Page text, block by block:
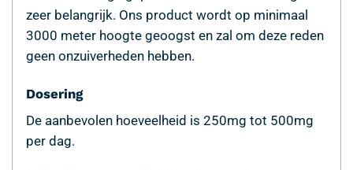
zeer belangrijk. Ons product wordt op minimaal
3000 meter hoogte geoogst en zal om deze reden
geen onzuiverheden hebben.
Dosering
De aanbevolen hoeveelheid is 250mg tot 500mg
per dag.